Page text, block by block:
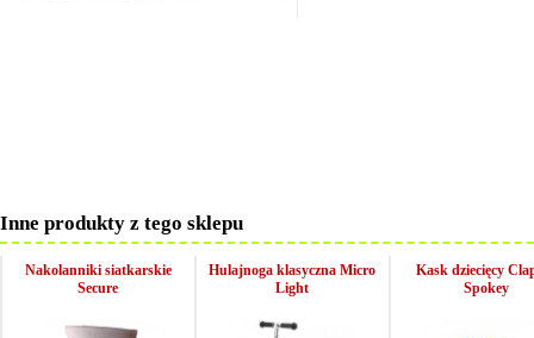
Inne produkty z tego sklepu
Nakolanniki siatkarskie
Secure
Hulajnoga klasyczna Micro
Light
Kask dziecięcy
Spokey